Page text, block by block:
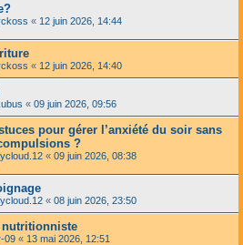
« 12 juin 2026, 14:44
« 12 juin 2026, 14:40
« 09 juin 2026, 09:56
pour gérer l’anxiété du soir sans
?
« 09 juin 2026, 08:38
« 08 juin 2026, 23:50
nutritionniste
09 « 13 mai 2026, 12:51